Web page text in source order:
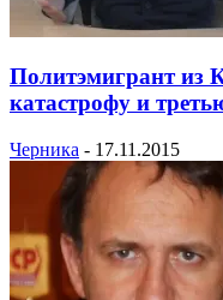
Политэмигрант из
катастрофу и
Черника - 17.11.2015